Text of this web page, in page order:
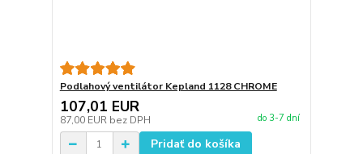
Podlahový ventilátor Kepland 1128 CHROME
107,01 EUR
87,00 EUR bez DPH do 3-7 dní
Pridať do košíka